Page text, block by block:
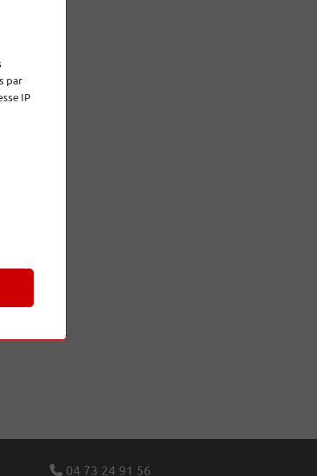
04 73 24 91 56
par
IP